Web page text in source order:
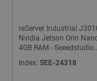
reServer Industrial
Nvidia Jetson Orin
4GB RAM - Seeedstudio
Index: SEE-24318
Unbedingt